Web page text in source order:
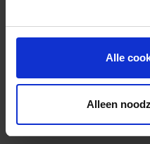
Alle
Alleen